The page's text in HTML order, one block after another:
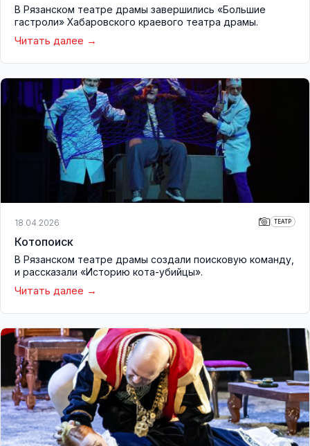
В Рязанском театре драмы завершились «Большие
гастроли» Хабаровского краевого театра драмы.
Читать далее
18.04.2026 ТЕАТР
Котопоиск
В Рязанском театре драмы создали поисковую команду,
и рассказали «Историю кота-убийцы».
Читать далее